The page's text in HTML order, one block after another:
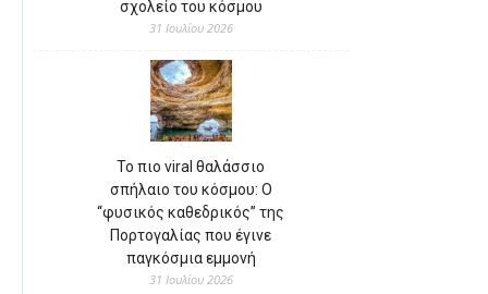
σχολείο του κόσμου
31 Ιουλίου 2026
Το πιο viral θαλάσσιο
σπήλαιο του κόσμου: Ο
“φυσικός καθεδρικός” της
Πορτογαλίας που έγινε
παγκόσμια εμμονή
31 Ιουλίου 2026